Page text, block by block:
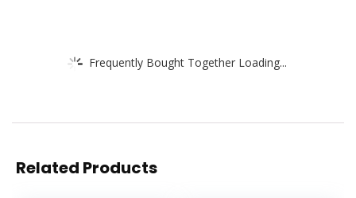
Frequently Bought Together Loading...
Related Products